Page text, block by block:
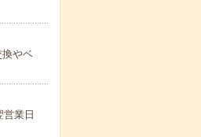
やベ
業日